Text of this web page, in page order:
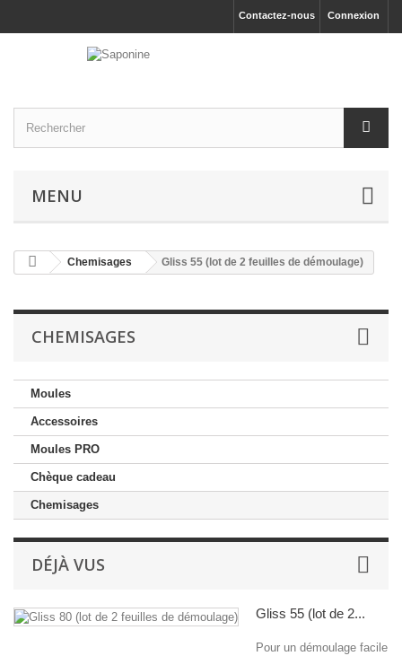
Connexion
Contactez-nous
MENU
Chemisages Gliss 55 (lot de 2 feuilles de démoulage)
CHEMISAGES
Moules
Accessoires
Moules PRO
Chèque cadeau
Chemisages
DÉJÀ VUS
Gliss 55 (lot de 2...
Pour un démoulage facile